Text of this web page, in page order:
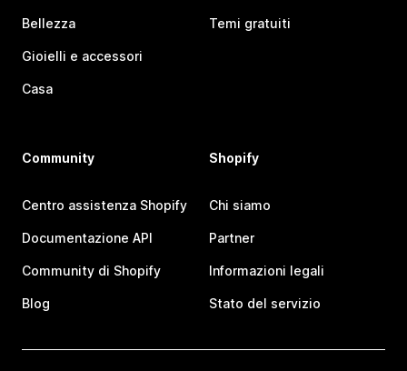
Bellezza
Gioielli e accessori
Casa
Temi gratuiti
Community
Centro assistenza Shopify
Documentazione API
Community di Shopify
Blog
Shopify
Chi siamo
Partner
Informazioni legali
Stato del servizio